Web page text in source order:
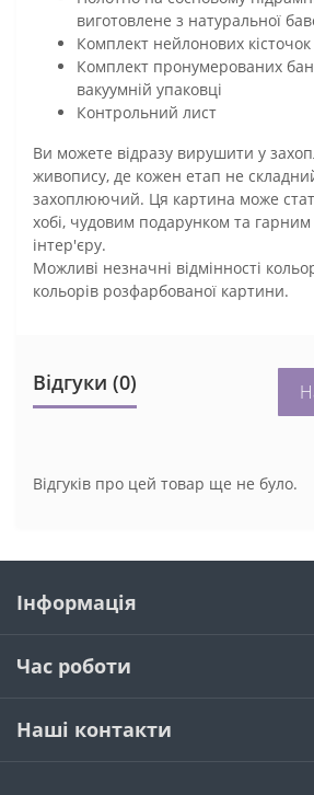
виготовлене з натуральної
Комплект нейлонових кісточок
Комплект пронумерованих
вакуумній упаковці
Контрольний лист
Ви можете відразу вирушити у
живопису, де кожен етап не
захоплюючий. Ця картина може
хобі, чудовим подарунком та
інтер'єру.
Можливі незначні відмінності
кольорів розфарбованої картини.
Відгуки (0)
Відгуків про цей товар ще не було.
Інформація
Час роботи
Наші контакти